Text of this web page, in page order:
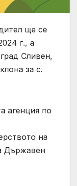
ще се
г., а
Сливен,
за с.
агенция по
на
Държавен